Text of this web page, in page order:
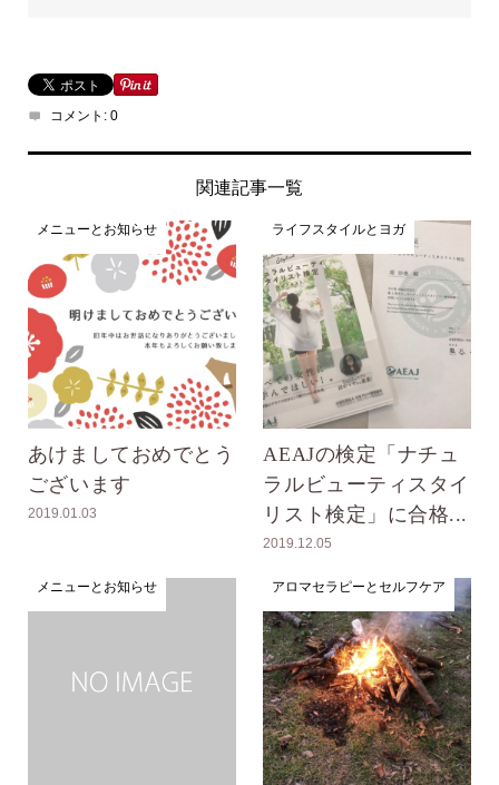
コメント: 0
関連記事一覧
メニューとお知らせ
あけましておめでとう
ございます
2019.01.03
ライフスタイルとヨガ
AEAJの検定「ナチュ
ラルビューティスタイ
リスト検定」に合格...
2019.12.05
メニューとお知らせ アロマセラピーとセルフケア